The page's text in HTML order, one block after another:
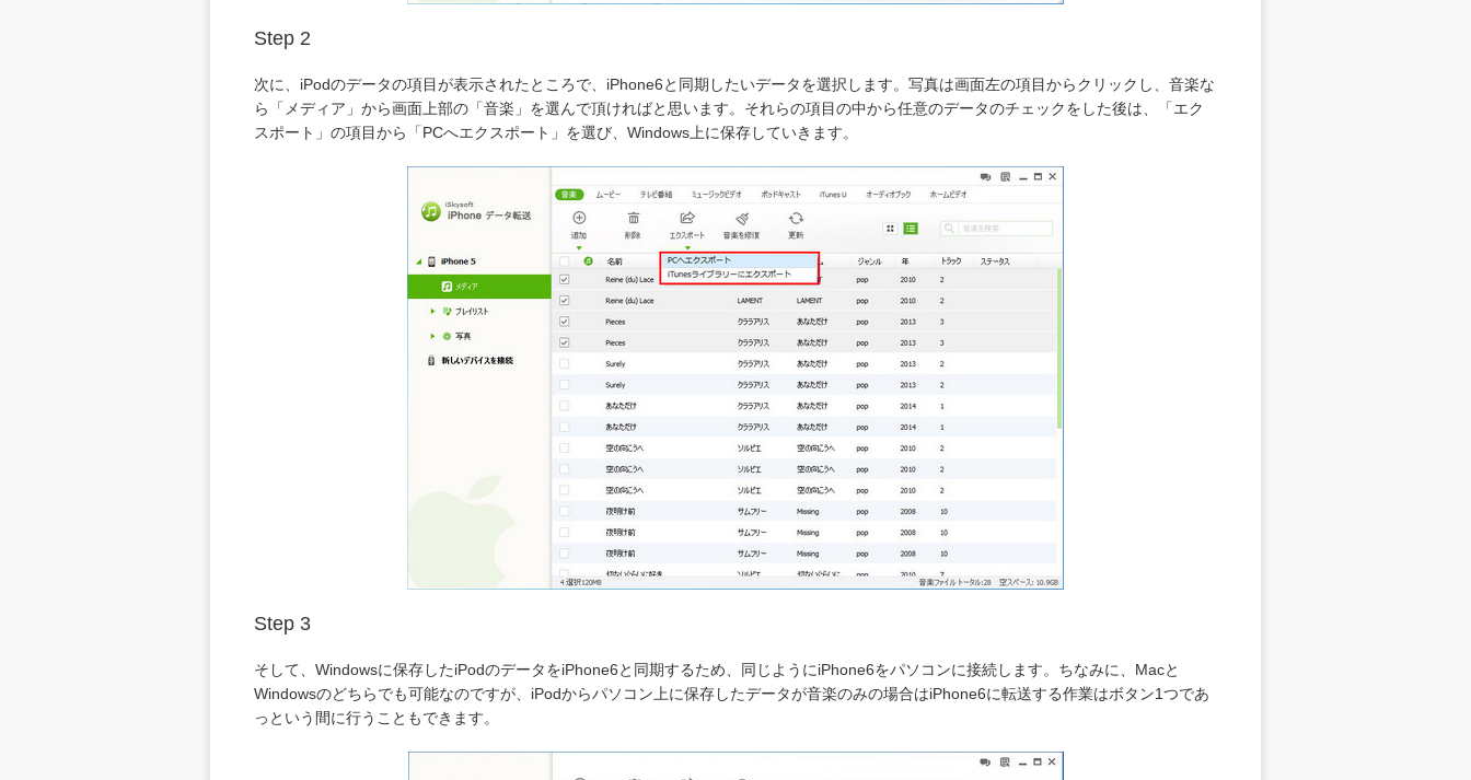
Step 2
次に、iPodのデータの項目が表示されたところで、iPhone6と同期したいデータを選択します。写真は画面左の項目からクリックし、音楽な
ら「メディア」から画面上部の「音楽」を選んで頂ければと思います。それらの項目の中から任意のデータのチェックをした後は、「エク
スポート」の項目から「PCへエクスポート」を選び、Windows上に保存していきます。
Step 3
そして、Windowsに保存したiPodのデータをiPhone6と同期するため、同じようにiPhone6をパソコンに接続します。ちなみに、Macと
Windowsのどちらでも可能なのですが、iPodからパソコン上に保存したデータが音楽のみの場合はiPhone6に転送する作業はボタン1つであ
っという間に行うこともできます。